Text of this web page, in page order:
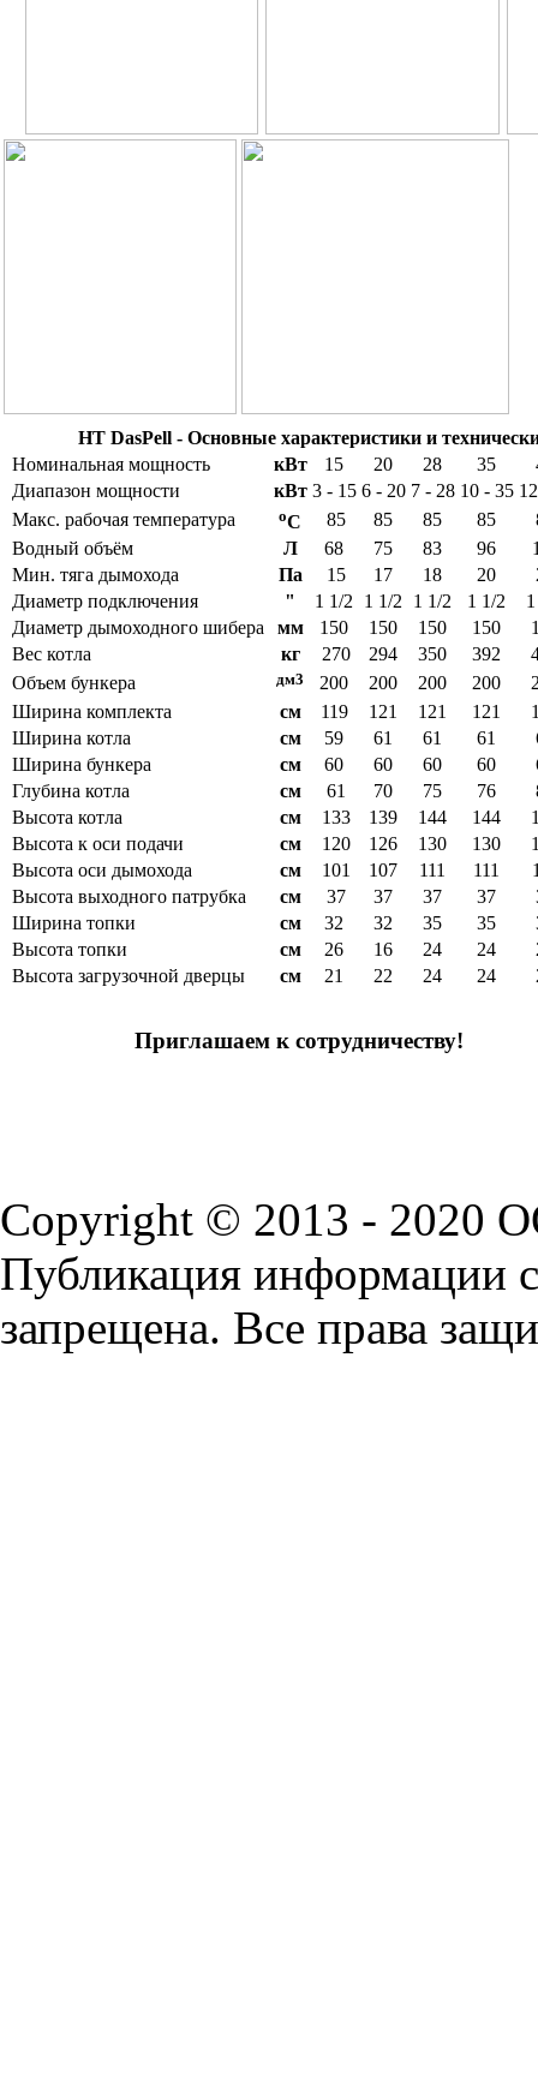
HT DasPell - Основные характеристики и
Номинальная мощность
кВт 15 20 28 35
Диапазон мощности
кВт 3 - 15 6 - 20 7 - 28 10 - 35
Макс. рабочая температура
oC 85 85 85 85
Водный объём
Л 68 75 83 96
Мин. тяга дымохода
Па 15 17 18 20
Диаметр подключения
" 1 1/2 1 1/2 1 1/2 1 1/2
Диаметр дымоходного шибера
мм 150 150 150 150
Вес котла
кг 270 294 350 392
Объем бункера
дм3 200 200 200 200
Ширина комплекта
см 119 121 121 121
Ширина котла
см 59 61 61 61
Ширина бункера
см 60 60 60 60
Глубина котла
см 61 70 75 76
Высота котла
см 133 139 144 144
Высота к оси подачи
см 120 126 130 130
Высота оси дымохода
см 101 107 111 111
Высота выходного патрубка
см 37 37 37 37
Ширина топки
см 32 32 35 35
Высота топки
см 26 16 24 24
Высота загрузочной дверцы
см 21 22 24 24
Приглашаем к сотрудничеству!
Copyright © 2013 - 2020
Публикация информации
запрещена. Все права